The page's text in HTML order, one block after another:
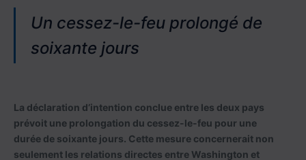
Un cessez-le-feu prolongé de
soixante jours
La déclaration d’intention conclue entre les deux pays
prévoit une prolongation du cessez-le-feu pour une
durée de soixante jours. Cette mesure concernerait non
seulement les relations directes entre Washington et